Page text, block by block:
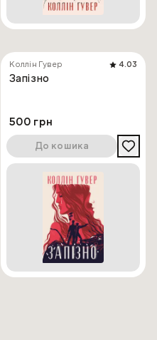
Коллін Гувер 4.03
Запізно
500 грн
До кошика